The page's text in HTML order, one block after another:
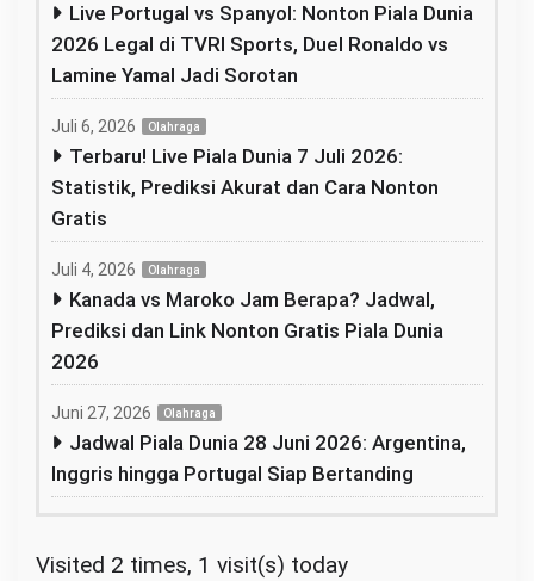
Live Portugal vs Spanyol: Nonton Piala Dunia
2026 Legal di TVRI Sports, Duel Ronaldo vs
Lamine Yamal Jadi Sorotan
Juli 6, 2026 Olahraga
Terbaru! Live Piala Dunia 7 Juli 2026:
Statistik, Prediksi Akurat dan Cara Nonton
Gratis
Juli 4, 2026 Olahraga
Kanada vs Maroko Jam Berapa? Jadwal,
Prediksi dan Link Nonton Gratis Piala Dunia
2026
Juni 27, 2026 Olahraga
Jadwal Piala Dunia 28 Juni 2026: Argentina,
Inggris hingga Portugal Siap Bertanding
Visited 2 times, 1 visit(s) today